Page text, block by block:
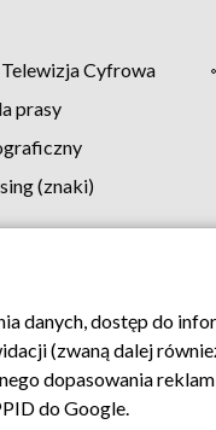
Cyfrowa
prasy
(znaki)
Kontakt
danych, dostęp do
(zwaną dalej
dopasowania
do Google.